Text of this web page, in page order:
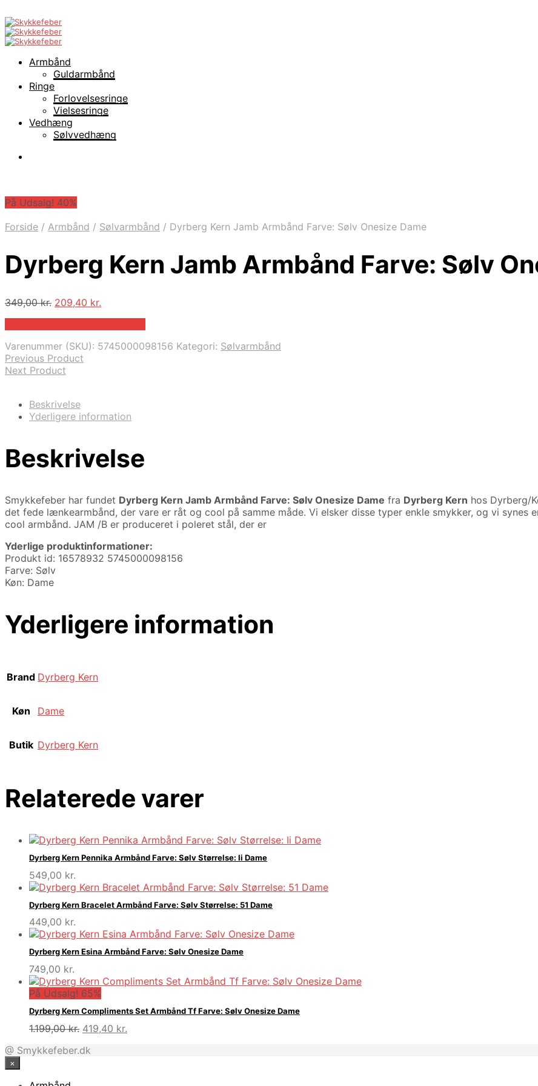
Armbånd
Guldarmbånd
Ringe
Forlovelsesringe
Vielsesringe
Vedhæng
Sølvvedhæng
På Udsalg! 40%
Forside / Armbånd / Sølvarmbånd / Dyrberg Kern Jamb Armbånd Farve: Sølv Onesize Dame
Dyrberg Kern Jamb Armbånd Farve: Sølv
349,00kr. Den
349,00 kr..
209,40 kr.
209,40 kr..
Varenummer (SKU): 5745000098156 Kategori: Sølvarmbånd
Previous Product
Next Product
Beskrivelse
Yderligere information
Beskrivelse
Smykkefeber har fundet Dyrberg Kern Jamb Armbånd Farve: Sølv Onesize Dame fra Dyrberg Kern hos Dyrberg/
det fede lænkearmbånd, der vare er råt og cool på samme måde. Vi elsker disse typer enkle smykker, og vi
cool armbånd. JAM /B er produceret i poleret stål, der er
Yderlige produktinformationer:
Produkt id: 16578932 5745000098156
Farve: Sølv
Køn: Dame
Yderligere information
Brand Dyrberg Kern
Køn Dame
Butik Dyrberg Kern
Relaterede varer
Dyrberg Kern Pennika Armbånd Farve: Sølv Størrelse: Ii Dame
549,00 kr.
Dyrberg Kern Bracelet Armbånd Farve: Sølv Størrelse: 51 Dame
449,00 kr.
Dyrberg Kern Esina Armbånd Farve: Sølv Onesize Dame
749,00 kr.
På Udsalg! 65%
Dyrberg Kern Compliments Set Armbånd Tf Farve: Sølv Onesize Dame
1.199,00kr. Den
pris
419,40 kr.
@ Smykkefeber.dk
×